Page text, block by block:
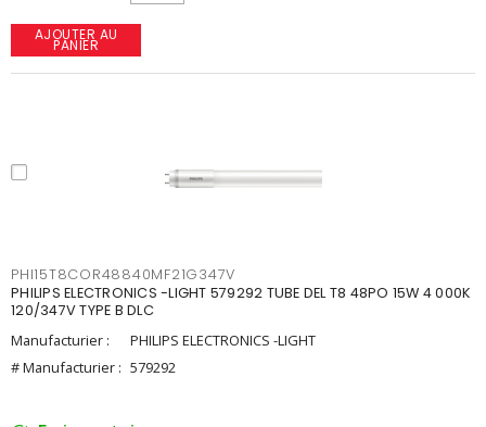
AJOUTER AU
PANIER
PHI15T8COR48840MF21G347V
PHILIPS ELECTRONICS -LIGHT 579292 TUBE DEL T8 48PO 15W 4 000K
120/347V TYPE B DLC
Manufacturier :
PHILIPS ELECTRONICS -LIGHT
# Manufacturier : 579292